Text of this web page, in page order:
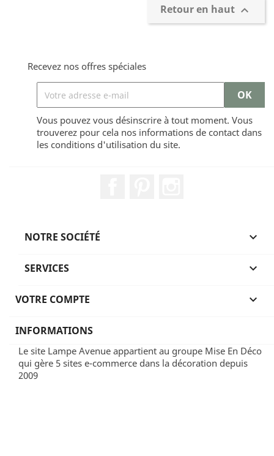
Retour en haut 
Recevez nos offres spéciales
Vous pouvez vous désinscrire à tout moment. Vous
trouverez pour cela nos informations de contact dans
les conditions d'utilisation du site.
NOTRE SOCIÉTÉ 
SERVICES 
VOTRE COMPTE 
INFORMATIONS
Le site Lampe Avenue appartient au groupe Mise En Déco
qui gère 5 sites e-commerce dans la décoration depuis
2009